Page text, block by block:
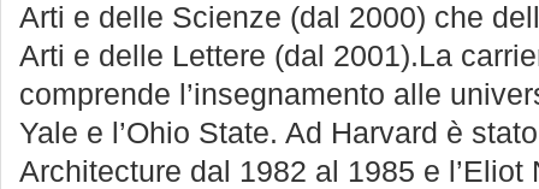
Arti e delle Scienze (dal 2000) che
Arti e delle Lettere (dal 2001).La
comprende l’insegnamento alle
Yale e l’Ohio State. Ad Harvard è
Architecture dal 1982 al 1985 e